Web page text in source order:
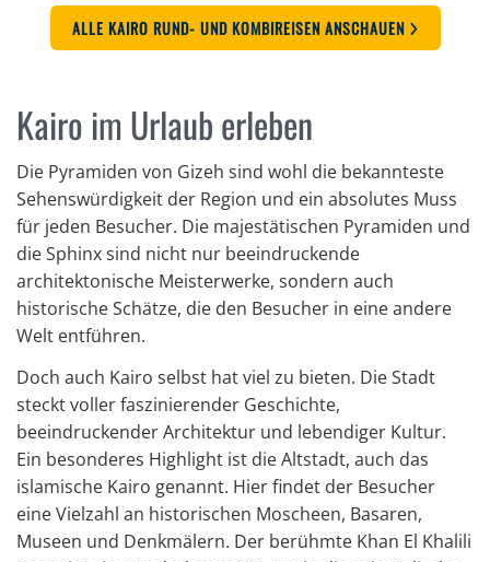
ALLE KAIRO RUND- UND KOMBIREISEN ANSCHAUEN
Kairo im Urlaub erleben
Die Pyramiden von Gizeh sind wohl die bekannteste
Sehenswürdigkeit der Region und ein absolutes Muss
für jeden Besucher. Die majestätischen Pyramiden und
die Sphinx sind nicht nur beeindruckende
architektonische Meisterwerke, sondern auch
historische Schätze, die den Besucher in eine andere
Welt entführen.
Doch auch Kairo selbst hat viel zu bieten. Die Stadt
steckt voller faszinierender Geschichte,
beeindruckender Architektur und lebendiger Kultur.
Ein besonderes Highlight ist die Altstadt, auch das
islamische Kairo genannt. Hier findet der Besucher
eine Vielzahl an historischen Moscheen, Basaren,
Museen und Denkmälern. Der berühmte Khan El Khalili